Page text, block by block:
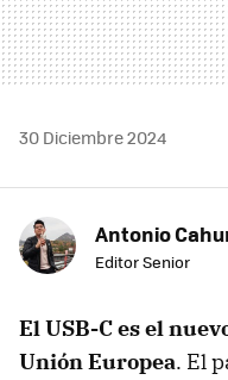
30 Diciembre 2024
Antonio
Editor Senior
El USB-C es el
Unión Europea. El